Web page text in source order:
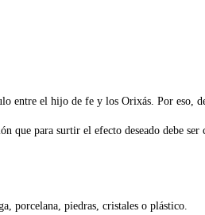
entre el hijo de fe y los Orixás. Por eso,
que para surtir el efecto deseado debe
porcelana, piedras, cristales o plástico.